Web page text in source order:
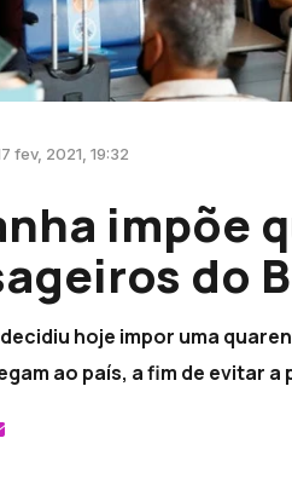
fev, 2021, 19:32
impõe
do
decidiu hoje impor uma
ao país, a fim de evitar